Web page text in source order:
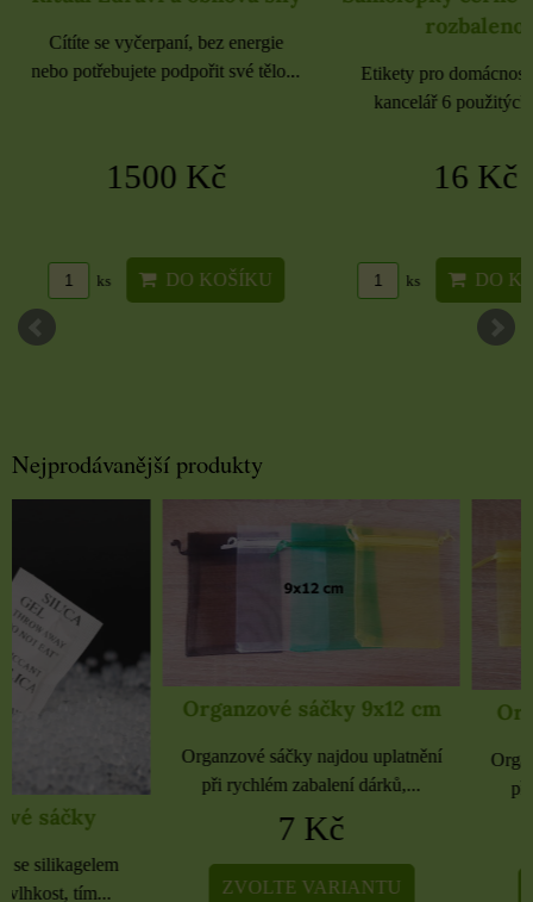
Cítíte se vyčerpaní, bez energie
nebo potřebujete podpořit své tělo...
1500 Kč
ks DO KOŠÍKU
rozbaleno
Etikety pro
kancelář 6 použitých
16 Kč
ks DO
Nejprodávanější produkty
Organzové sáčky 9x12 cm
Organzové sáčky najdou uplatnění
při rychlém zabalení dárků,...
ZVOLTE VARIANTU
Organzové sáčky
Organzové sáčky najdou
při rychlém zabalení
ZVOLTE